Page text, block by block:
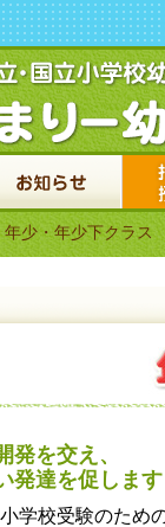
少・年少下クラス
発を交え、
発達を促します
学校受験のため